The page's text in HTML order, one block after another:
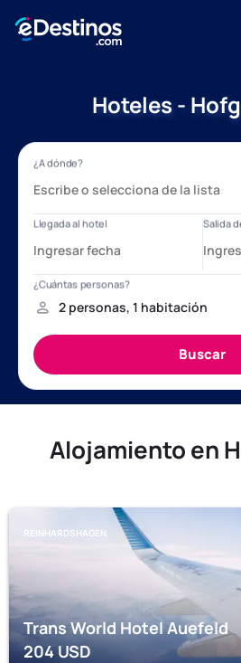
Hoteles -
Alojamiento en
REINHARDSHAGEN
Trans World Hotel Auefeld
204USD